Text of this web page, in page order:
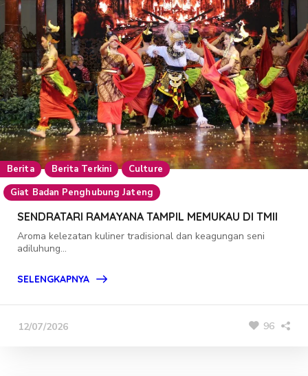
Berita Berita Terkini
Culture
Giat Badan Penghubung Jateng
SENDRATARI RAMAYANA TAMPIL MEMUKAU DI TMII
Aroma kelezatan kuliner tradisional dan keagungan seni
adiluhung...
SELENGKAPNYA
12/07/2026 96